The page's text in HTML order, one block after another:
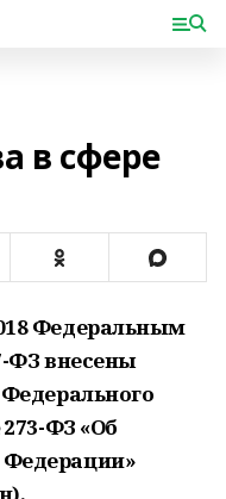
в сфере
Федеральным
ФЗ внесены
273-ФЗ «Об
Федерации»